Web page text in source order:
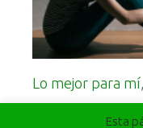
Lo mejor para
Esta